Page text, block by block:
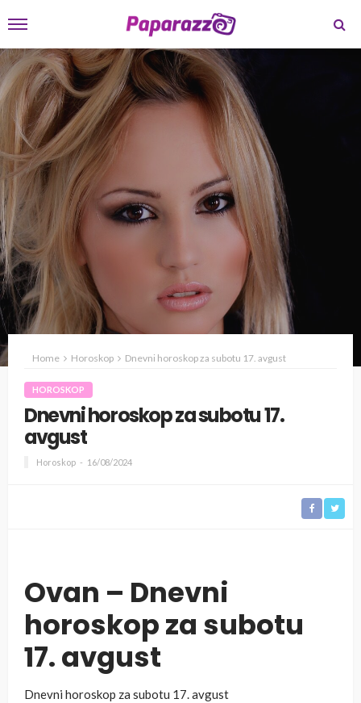
Home Horoskop Dnevni horoskop za subotu 17. avgust
HOROSKOP
Dnevni horoskop za subotu 17.
avgust
Horoskop 16/08/2024
Ovan – Dnevni
horoskop za subotu
17. avgust
Dnevni horoskop za subotu 17. avgust